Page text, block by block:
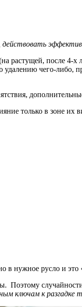
действовать
растущей, после 4-
чего-либо,
только в зоне
нужное русло и это
Поэтому
ключам к разгадке